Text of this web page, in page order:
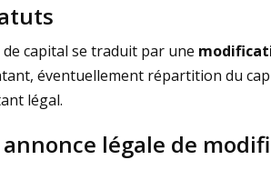
capital se traduit par une
éventuellement répartition du
légal.
légale de